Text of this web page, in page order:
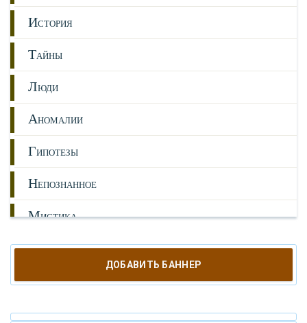
ИСТОРИЯ
ТАЙНЫ
ЛЮДИ
АНОМАЛИИ
ГИПОТЕЗЫ
НЕПОЗНАННОЕ
МИСТИКА
РЕЛИГИЯ
ОРУЖИЕ
КАТАКЛИЗМЫ
ДОБАВИТЬ БАННЕР